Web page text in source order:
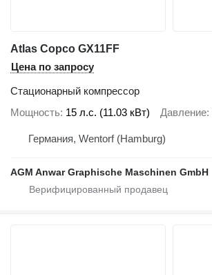
Atlas Copco GX11FF
Цена по запросу
Стационарный компрессор
Мощность 15 л.с. (11.03 кВт) Давление
Германия, Wentorf (Hamburg)
AGM Anwar Graphische Maschinen GmbH